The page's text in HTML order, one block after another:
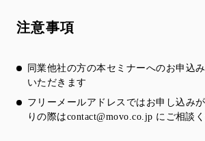
注意事項
同業他社の方の本セミナーへのお申込
いただきます
フリーメールアドレスではお申し込み
りの際はcontact@movo.co.jp にご相談